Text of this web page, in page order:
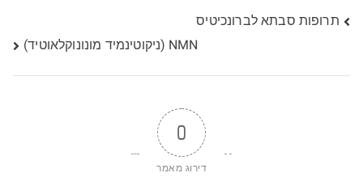
ניווט
תרופות סבתא לברונכיטיס
NMN (ניקוטינמיד מונונוקלאוטיד)
0
דירוג מאמר